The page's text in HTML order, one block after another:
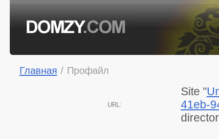
Главная / Профайл
URL:
Site "
41eb-